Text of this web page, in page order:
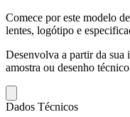
Comece por este modelo
lentes, logótipo e
Desenvolva a partir da sua
amostra ou desenho
Dados Técnicos